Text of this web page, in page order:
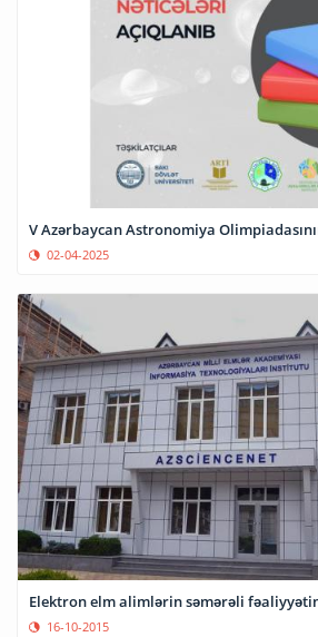
V Azərbaycan Astronomiya
02-04-2025
Elektron elm alimlərin səmərəli
16-10-2015